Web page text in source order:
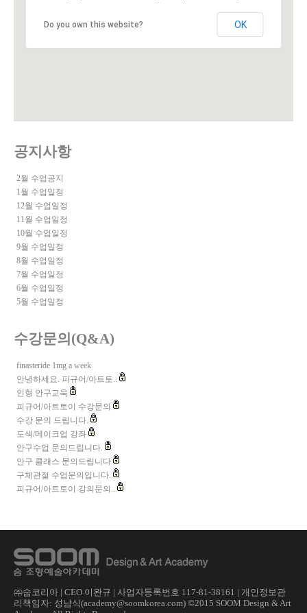
Do you own this website? OK
공지사항
2월 수업공지
1월 수업일정
12월 수업일정
11월 수업일정
10월 수업일정
9월 수업일정
8월 수업일정
7월 수업일정
6월 수업일정
5월 수업일정
수강문의(Q&A)
finasteride 1mg a week
안녕하세요. 피규어/아트토..
인형 안구교욱
피규어/아트토이 수강문의
수강 문의 드립니다.
도색/메이크업 강좌
안구수업 문의드립니다.
안구 클래스 문의드립니다
구체관절 수업문의입니다.
피규어/아트토이 강의문의..
㈜숨코리아 | CEO 이완규 | 사업자등록번호 117-81-38161 | 개인정보관
리책임자: 성남식(academy@soomkorea.com) ©2015 SOOM Design & Art